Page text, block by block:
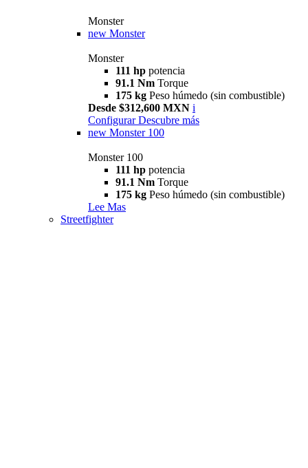
Monster
new Monster
Monster
111 hp potencia
91.1 Nm Torque
175 kg Peso húmedo (sin combustible)
Desde $312,600 MXN i
Configurar Descubre más
new Monster 100
Monster 100
111 hp potencia
91.1 Nm Torque
175 kg Peso húmedo (sin combustible)
Lee Mas
Streetfighter